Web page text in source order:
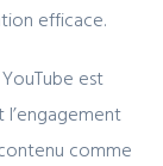
efficace.
est
l’engagement
comme